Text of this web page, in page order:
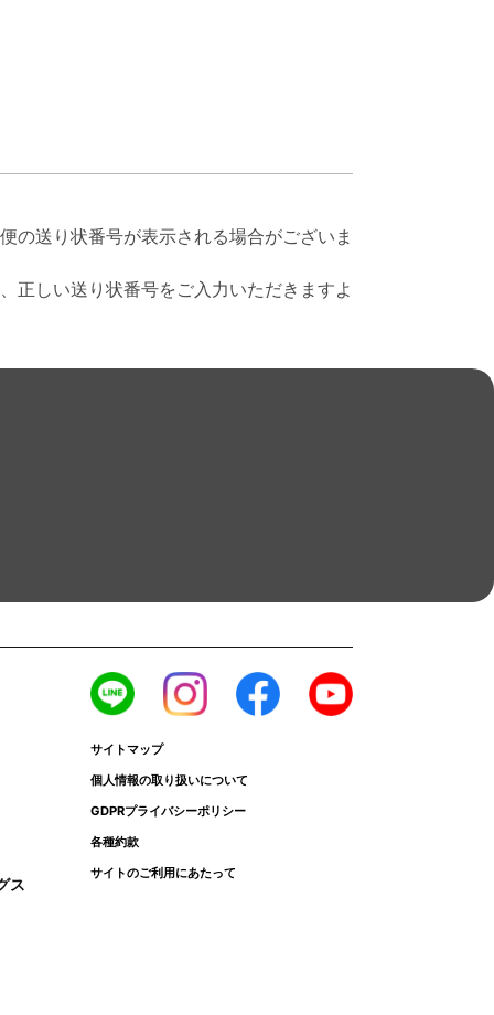
の送り状番号が表示される場合がございま
正しい送り状番号をご入力いただきますよ
ス
サイトマップ
個人情報の取り扱いについて
GDPRプライバシーポリシー
各種約款
サイトのご利用にあたって